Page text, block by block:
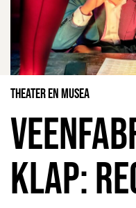
Theater en Musea
Klap: